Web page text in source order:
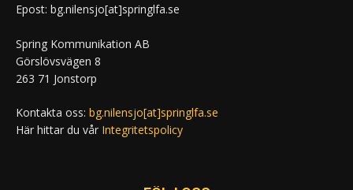
Epost: bg.nilensjo[at]springlfa.se
Spring Kommunikation AB
Görslövsvägen 8
263 71 Jonstorp
Kontakta oss: bg.nilensjo[at]springlfa.se
Här hittar du vår Integritetspolicy